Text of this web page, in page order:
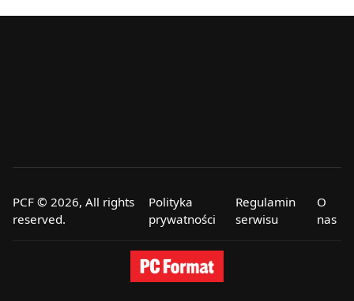
PCF © 2026, All rights
reserved.
Polityka
prywatności
Regulamin
serwisu
O
nas